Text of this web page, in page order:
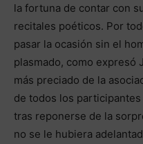
la fortuna de contar con
recitales poéticos. Por
pasar la ocasión sin el
plasmado, como expresó
más preciado de la
de todos los
tras reponerse de la
no se le hubiera